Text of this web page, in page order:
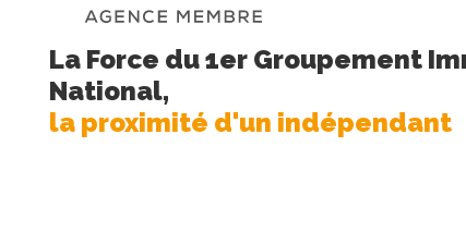
La Force du 1er Groupement
National,
la proximité d'un indépendant